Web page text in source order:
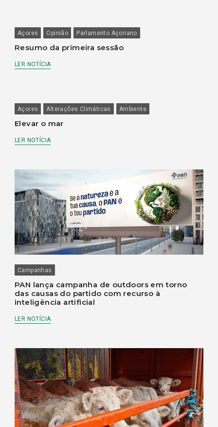
Açores Opinião Parlamento Açoriano
Resumo da primeira sessão
LER NOTÍCIA
Açores Alterações Climáticas Ambiente
Elevar o mar
LER NOTÍCIA
Campanhas
PAN lança campanha de outdoors em torno
das causas do partido com recurso à
inteligência artificial
LER NOTÍCIA